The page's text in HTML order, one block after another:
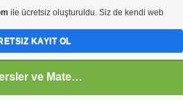
Tüm dersler ve Matematik
ile ücretsiz oluşturuldu. Siz de kendi web
KAYIT OL